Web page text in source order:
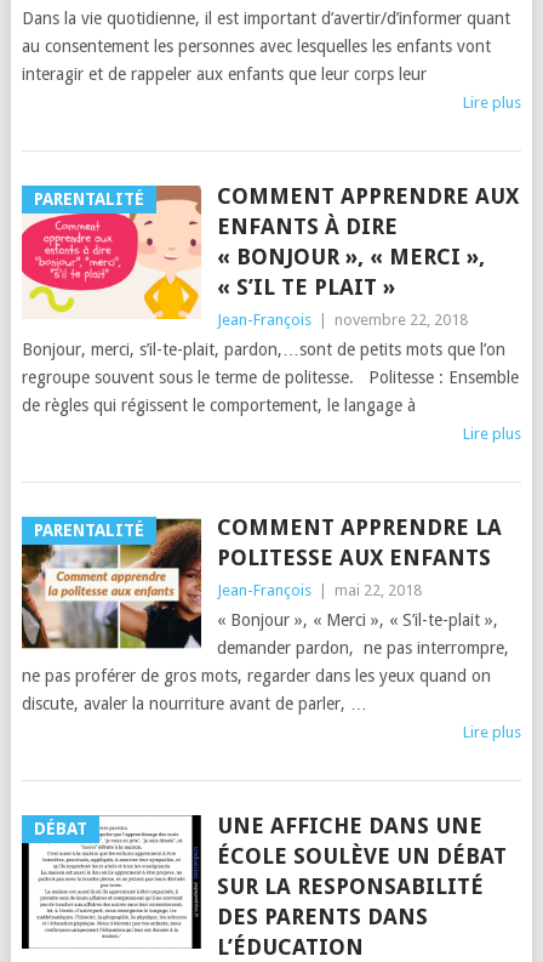
Dans la vie quotidienne, il est important d’avertir/d’informer quant
au consentement les personnes avec lesquelles les enfants vont
interagir et de rappeler aux enfants que leur corps leur
Lire plus
PARENTALITÉ
COMMENT APPRENDRE AUX
ENFANTS À DIRE
« BONJOUR », « MERCI »,
« S’IL TE PLAIT »
Jean-François novembre 22, 2018
Bonjour, merci, s’il-te-plait, pardon,…sont de petits mots que l’on
regroupe souvent sous le terme de politesse. Politesse : Ensemble
de règles qui régissent le comportement, le langage à
Lire plus
PARENTALITÉ
COMMENT APPRENDRE LA
POLITESSE AUX ENFANTS
Jean-François mai 22, 2018
« Bonjour », « Merci », « S’il-te-plait »,
demander pardon, ne pas interrompre,
ne pas proférer de gros mots, regarder dans les yeux quand on
discute, avaler la nourriture avant de parler, …
Lire plus
DÉBAT
UNE AFFICHE DANS UNE
ÉCOLE SOULÈVE UN DÉBAT
SUR LA RESPONSABILITÉ
DES PARENTS DANS
L’ÉDUCATION